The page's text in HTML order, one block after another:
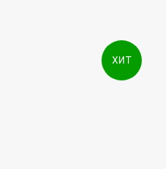
ХИТ